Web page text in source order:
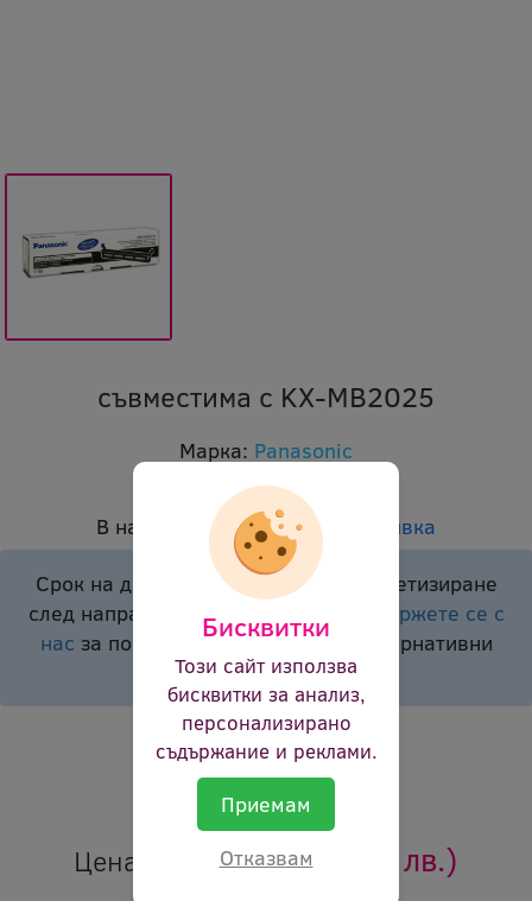
съвместима с KX-MB2025
Марка: Panasonic
opl kx-fat411 5104
В наличност:
Доставка при заявка
Срок на доставка подлежи на конкретизиране
след направено запитване.
Моля свържете се с
нас за повече информация или алтернативни
продукти.
Брой страници: 2000p
Цвят: черен
Оцени продукта
Цена: 54.96 €(107.49 лв.)
Бисквитки
Този сайт използва
бисквитки за анализ,
персонализирано
съдържание и реклами.
Приемам
Отказвам